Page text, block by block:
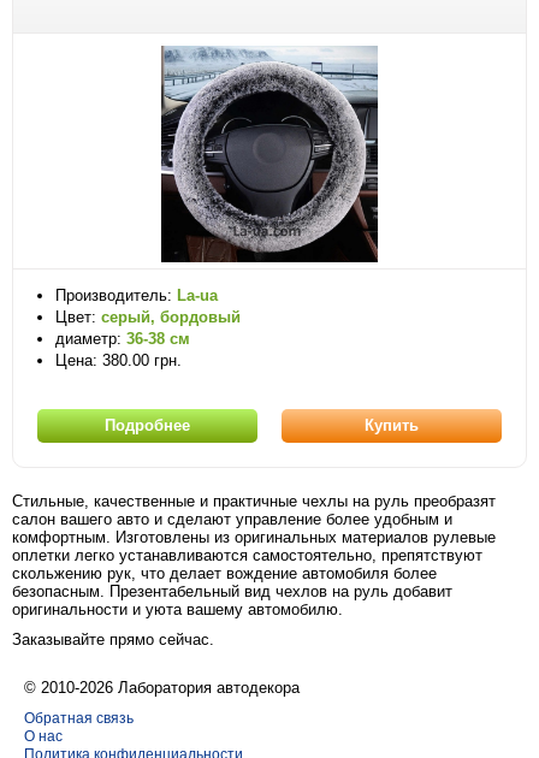
Производитель: La-ua
Цвет: серый, бордовый
диаметр: 36-38 см
Цена: 380.00 грн.
Подробнее Купить
Стильные, качественные и практичные чехлы на руль преобразят
салон вашего авто и сделают управление более удобным и
комфортным. Изготовлены из оригинальных материалов рулевые
оплетки легко устанавливаются самостоятельно, препятствуют
скольжению рук, что делает вождение автомобиля более
безопасным. Презентабельный вид чехлов на руль добавит
оригинальности и уюта вашему автомобилю.
Заказывайте прямо сейчас.
© 2010-2026 Лаборатория автодекора
Обратная связь
О нас
Политика конфиденциальности